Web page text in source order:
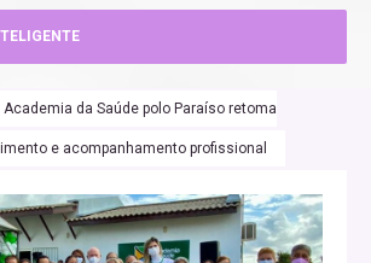
Academia da Saúde polo Paraíso retoma
e acompanhamento profissional